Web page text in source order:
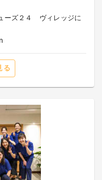
ーズ２４ ヴィレッジに
る